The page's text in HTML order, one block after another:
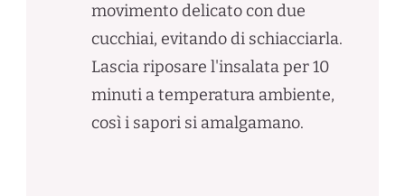
movimento delicato con due
cucchiai, evitando di schiacciarla.
Lascia riposare l'insalata per 10
minuti a temperatura ambiente,
così i sapori si amalgamano.